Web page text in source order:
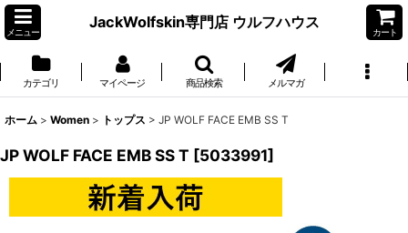
メニュー
JackWolfskin専門店 ウルフハウス
カート
カテゴリ マイページ 商品検索 メルマガ
ホーム > Women > トップス > JP WOLF FACE EMB SS T
JP WOLF FACE EMB SS T [5033991]